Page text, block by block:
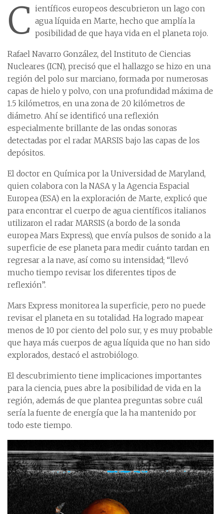
C ientíficos europeos descubrieron un lago con
agua líquida en Marte, hecho que amplía la
posibilidad de que haya vida en el planeta rojo.
Rafael Navarro González, del Instituto de Ciencias
Nucleares (ICN), precisó que el hallazgo se hizo en una
región del polo sur marciano, formada por numerosas
capas de hielo y polvo, con una profundidad máxima de
1.5 kilómetros, en una zona de 20 kilómetros de
diámetro. Ahí se identificó una reflexión
especialmente brillante de las ondas sonoras
detectadas por el radar MARSIS bajo las capas de los
depósitos.
El doctor en Química por la Universidad de Maryland,
quien colabora con la NASA y la Agencia Espacial
Europea (ESA) en la exploración de Marte, explicó que
para encontrar el cuerpo de agua científicos italianos
utilizaron el radar MARSIS (a bordo de la sonda
europea Mars Express), que envía pulsos de sonido a la
superficie de ese planeta para medir cuánto tardan en
regresar a la nave, así como su intensidad; “llevó
mucho tiempo revisar los diferentes tipos de
reflexión”.
Mars Express monitorea la superficie, pero no puede
revisar el planeta en su totalidad. Ha logrado mapear
menos de 10 por ciento del polo sur, y es muy probable
que haya más cuerpos de agua líquida que no han sido
explorados, destacó el astrobiólogo.
El descubrimiento tiene implicaciones importantes
para la ciencia, pues abre la posibilidad de vida en la
región, además de que plantea preguntas sobre cuál
sería la fuente de energía que la ha mantenido por
todo este tiempo.